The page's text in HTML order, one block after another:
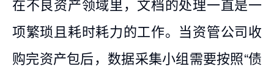
在不良资产领域里，文档的处理一直是一
项繁琐且耗时耗力的工作。当资管公司收
购完资产包后，数据采集小组需要按照“债